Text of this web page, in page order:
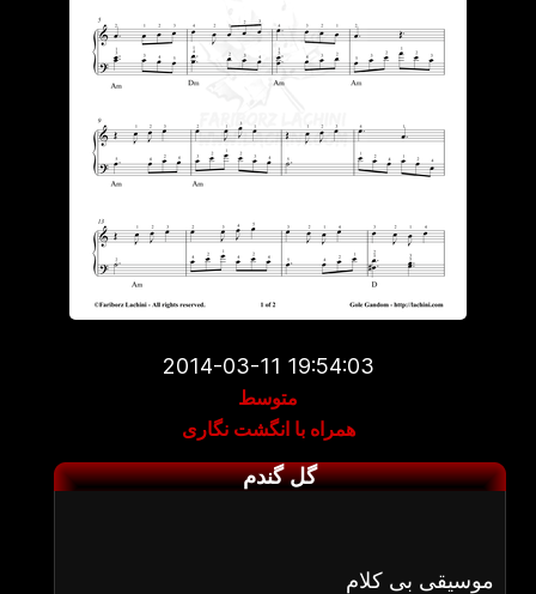
2014-03-11 19:54:03
متوسط
همراه با انگشت نگاری
گل گندم
موسیقی بی کلام